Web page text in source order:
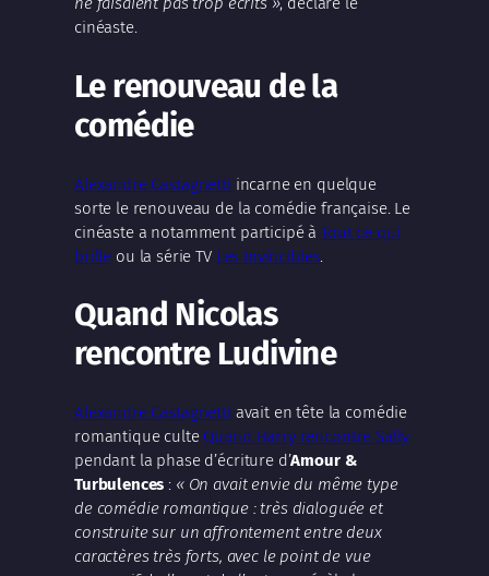
cinéaste.
Le renouveau de la
comédie
Alexandre Castagnetti incarne en quelque
sorte le renouveau de la comédie française. Le
cinéaste a notamment participé àTout ce qui
brille ou la série TV Les Invincibles.
Quand Nicolas
rencontre Ludivine
Alexandre Castagnetti avait en tête la comédie
romantique culte Quand Harry rencontre Sally
pendant la phase d’écriture d’Amour &
Turbulences : « On avait envie du même type
de comédie romantique : très dialoguée et
construite sur un affrontement entre deux
caractères très forts, avec le point de vue